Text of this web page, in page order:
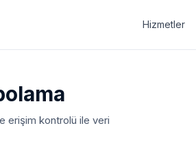
Hizmetler
erişim kontrolü ile veri